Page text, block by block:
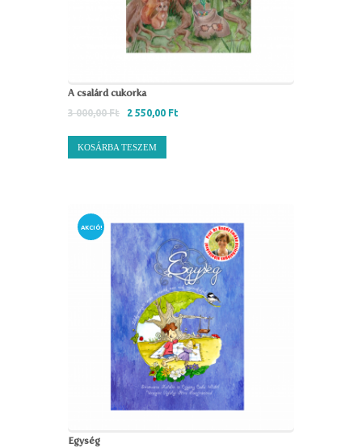
A csalárd cukorka
3 000,00Ft 2 550,00 Ft
KOSÁRBA TESZEM
AKCIÓ!
Egység